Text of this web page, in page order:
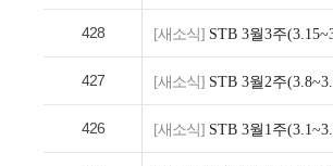
428 [새소식] STB 3월3주
427 [새소식] STB 3월2주
426 [새소식] STB 3월1주